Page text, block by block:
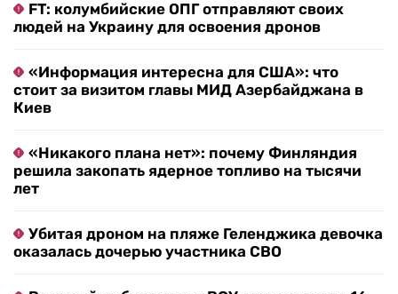
FT: колумбийские ОПГ отправляют своих
людей на Украину для освоения дронов
«Информация интересна для США»: что
стоит за визитом главы МИД Азербайджана в
Киев
«Никакого плана нет»: почему Финляндия
решила закопать ядерное топливо на тысячи
лет
Убитая дроном на пляже Геленджика девочка
оказалась дочерью участника СВО